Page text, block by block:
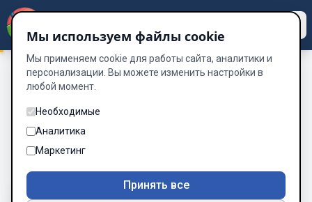
«Сенсорный код: Пробуждение плоти»
рецепт
Глава 17: Стальной рецепт
Глава 17 из 19
A-
Мы используем файлы cookie
Мы применяем cookie для работы сайта, аналитики и
персонализации. Вы можете изменить настройки в
любой момент.
Необходимые
Аналитика
Маркетинг
Принять все